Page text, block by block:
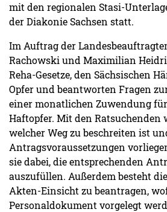
mit den regionalen Stasi-
der Diakonie Sachsen statt.
Im Auftrag der
Rachowski und Maximilian
Reha-Gesetze, den Sächsischen
Opfer und beantworten Fragen
einer monatlichen Zuwendung
Haftopfer. Mit den Ratsuchenden
welcher Weg zu beschreiten ist
Antragsvoraussetzungen
sie dabei, die entsprechenden
auszufüllen. Außerdem besteht
Akten-Einsicht zu beantragen,
Personaldokument vorgelegt